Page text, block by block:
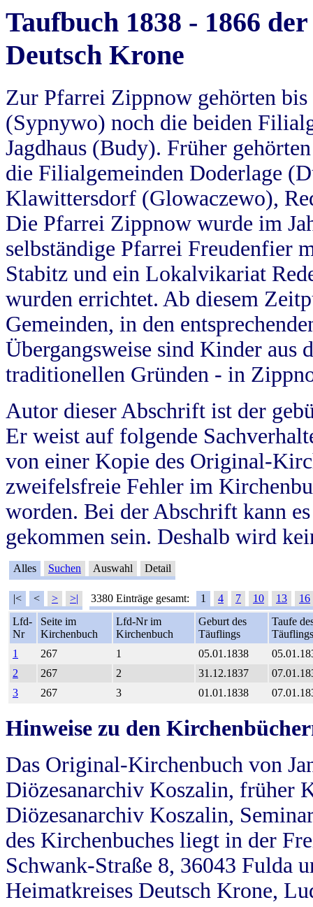
Taufbuch 1838 - 1866
Deutsch Krone
Zur Pfarrei Zippnow gehörten
(Sypnywo) noch die beiden
Jagdhaus (Budy). Früher
die Filialgemeinden Doderlage
Klawittersdorf (Glowaczewo),
Die Pfarrei Zippnow wurde im
selbständige Pfarrei Freudenfier
Stabitz und ein Lokalvikariat
wurden errichtet. Ab diesem
Gemeinden, in den
Übergangsweise sind Kinder aus
traditionellen Gründen - in
Autor dieser Abschrift ist der
Er weist auf folgende
von einer Kopie des Original-
zweifelsfreie Fehler im
worden. Bei der Abschrift kann
gekommen sein. Deshalb wird
Alles Suchen Auswahl Detail
|< < > >| 3380 Einträge gesamt: 1 4 7 10 13
16
Lfd-
Nr
Seite im
Kirchenbuch
Lfd-Nr im
Kirchenbuch
Geburt des
Täuflings
Taufe
Täuflings
1
267 1 05.01.1838
2
267 2 31.12.1837
3
267 3 01.01.1838
Hinweise zu den
Das Original-Kirchenbuch von
Diözesanarchiv Koszalin, früher
Diözesanarchiv Koszalin,
des Kirchenbuches liegt in der
Schwank-Straße 8, 36043 Fulda
Heimatkreises Deutsch Krone,